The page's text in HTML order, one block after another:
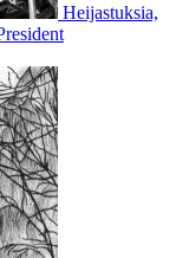
Heijastuksia,